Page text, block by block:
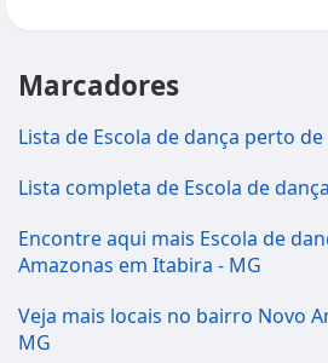
Marcadores
Lista de Escola de dança perto
Lista completa de Escola de
Encontre aqui mais Escola de
Amazonas em Itabira - MG
Veja mais locais no bairro Novo
MG